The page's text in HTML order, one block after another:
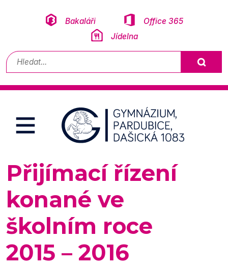
Bakaláři
Office 365
Jídelna
Vyhledávání
Přijímací řízení
konané ve
školním roce
2015 – 2016